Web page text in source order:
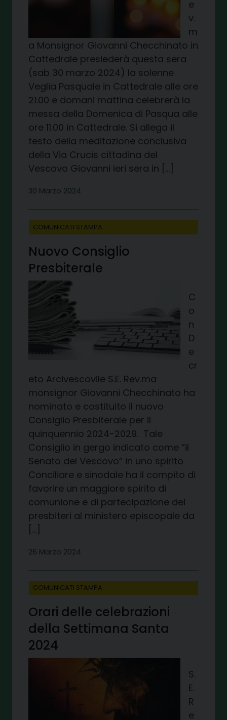
e
v.
m
a Monsignor Giovanni Checchinato in
Cattedrale presiederà questa sera
(sab 30 marzo 2024) la solenne
Veglia Pasquale in Cattedrale alle ore
21.00 e domani mattina celebrerà la
messa della Domenica di Pasqua alle
ore 11.00 in Cattedrale. Si allega il
testo della meditazione conclusiva
della Via Crucis cittadina del
Vescovo Giovanni ieri sera in […]
30 Marzo 2024
COMUNICATI STAMPA
Nuovo Consiglio
Presbiterale
C
o
n
D
e
cr
eto Arcivescovile S.E. Rev.ma
monsignor Giovanni Checchinato ha
nominato e costituito il nuovo
Consiglio Presbiterale per il
quinquennio 2024-2029. Tale
Consiglio in gergo indicato come “il
Senato del Vescovo” in uno spirito
Conciliare e sinodale ha il compito di
favorire un maggiore spirito di
comunione e di partecipazione dei
presbiteri al ministero episcopale da
[…]
26 Marzo 2024
COMUNICATI STAMPA
Orari delle celebrazioni
della Settimana Santa
2024
S.
E.
R
e